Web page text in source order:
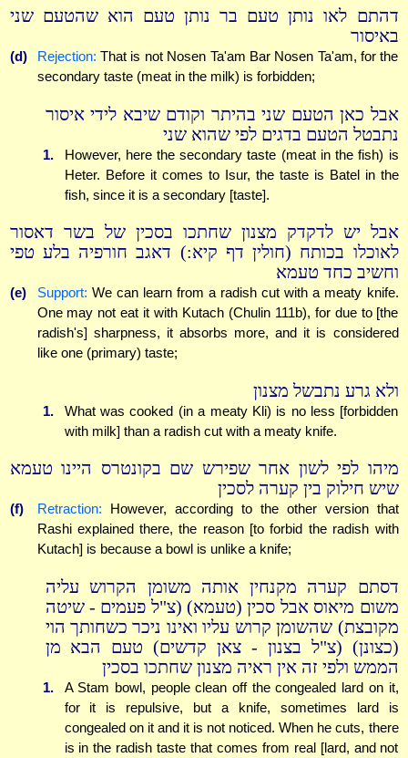
דהתם לאו נותן טעם בר נותן טעם הוא שהטעם שני
באיסור
(d) Rejection: That is not Nosen Ta'am Bar Nosen Ta'am, for the
secondary taste (meat in the milk) is forbidden;
אבל כאן הטעם שני בהיתר וקודם שיבא לידי איסור
נתבטל הטעם בדגים לפי שהוא שני
1.
However, here the secondary taste (meat in the fish) is
Heter. Before it comes to Isur, the taste is Batel in the
fish, since it is a secondary [taste].
אבל יש לדקדק מצנון שחתכו בסכין של בשר דאסור
לאוכלו בכותח (חולין דף קיא:) דאגב חורפיה בלע טפי
וחשיב כחד טעמא
(e) Support: We can learn from a radish cut with a meaty knife.
One may not eat it with Kutach (Chulin 111b), for due to [the
radish's] sharpness, it absorbs more, and it is considered
like one (primary) taste;
ולא גרע נתבשל מצנון
1.
What was cooked (in a meaty Kli) is no less [forbidden
with milk] than a radish cut with a meaty knife.
מיהו לפי לשון אחר שפירש שם בקונטרס היינו טעמא
שיש חילוק בין קערה לסכין
(f) Retraction: However, according to the other version that
Rashi explained there, the reason [to forbid the radish with
Kutach] is because a bowl is unlike a knife;
דסתם קערה מקנחין אותה משומן הקרוש עליה
משום מיאוס אבל סכין (טעמא) (צ"ל פעמים - שיטה
מקובצת) שהשומן קרוש עליו ואינו ניכר כשחותך הוי
(כצונן) (צ"ל בצנון - צאן קדשים) טעם הבא מן
הממש ולפי זה אין ראיה מצנון שחתכו בסכין
1.
A Stam bowl, people clean off the congealed lard on it,
for it is repulsive, but a knife, sometimes lard is
congealed on it and it is not noticed. When he cuts, there
is in the radish taste that comes from real [lard, and not